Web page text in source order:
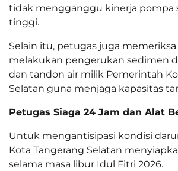
tidak mengganggu kinerja pompa
tinggi.
Selain itu, petugas juga
melakukan pengerukan sedimen
dan tandon air milik Pemerintah
Selatan guna menjaga kapasitas
Petugas Siaga 24 Jam dan Alat
Untuk mengantisipasi kondisi
Kota Tangerang Selatan
selama masa libur Idul Fitri 2026.